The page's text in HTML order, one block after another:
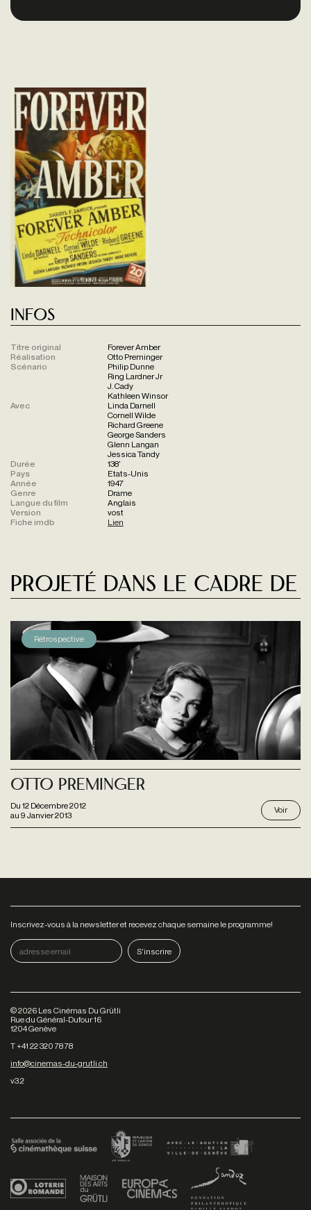
Infos
Titre original
Forever Amber
Réalisation
Otto Preminger
Scénario
Philip Dunne
Ring Lardner Jr
J. Cady
Kathleen Winsor
Avec
Linda Darnell
Cornell Wilde
Richard Greene
George Sanders
Glenn Langan
Jessica Tandy
Durée
138'
Pays
Etats-Unis
Année
1947
Genre
Drame
Langue du film
Anglais
Version
vost
Fiche imdb
Lien
Projeté dans le cadre de
Rétrospective
Du 12 Décembre 2012
au 9 Janvier 2013
Otto Preminger
Voir
Inscrivez-vous à la newsletter et recevez chaque semaine le programme!
©2026 Les Cinémas Du Grütli
Rue du Général-Dufour 16
1204 Genève
T +41 22 320 78 78
info@cinemas-du-grutli.ch
v3.2